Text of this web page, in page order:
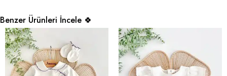
Benzer Ürünleri İncele 🍀